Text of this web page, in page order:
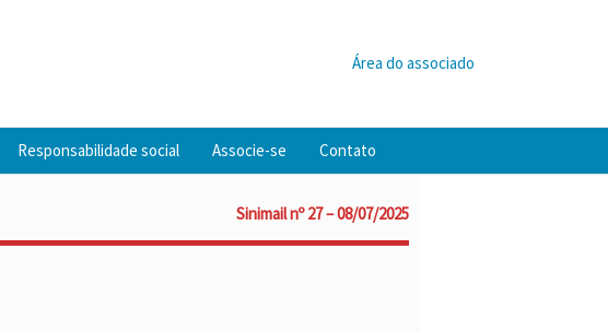
Área do associado
Responsabilidade social Associe-se Contato
Sinimail nº 27 – 08/07/2025